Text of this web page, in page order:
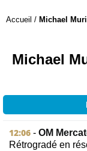
Accueil / Michael
Michael
12:06 - OM
Rétrogradé en